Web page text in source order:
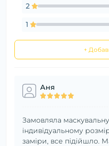
2
1
+
Аня
Замовляла маскувальну
індивідуальному
заміри, все підійшло.